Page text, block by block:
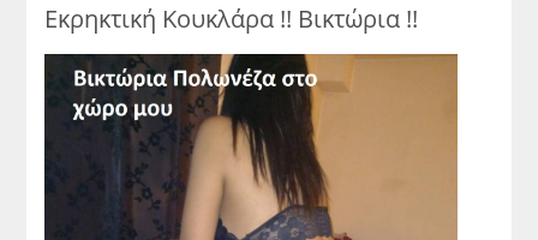
Εκρηκτική Κουκλάρα !! Βικτώρια !!